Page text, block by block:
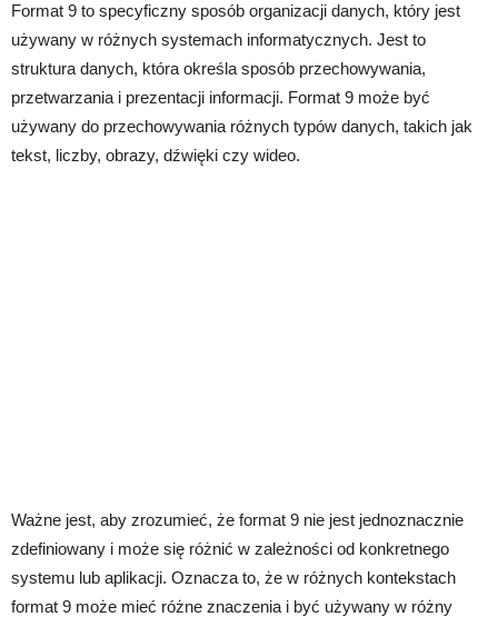
Format 9 to specyficzny sposób organizacji danych, który jest
używany w różnych systemach informatycznych. Jest to
struktura danych, która określa sposób przechowywania,
przetwarzania i prezentacji informacji. Format 9 może być
używany do przechowywania różnych typów danych, takich jak
tekst, liczby, obrazy, dźwięki czy wideo.
Ważne jest, aby zrozumieć, że format 9 nie jest jednoznacznie
zdefiniowany i może się różnić w zależności od konkretnego
systemu lub aplikacji. Oznacza to, że w różnych kontekstach
format 9 może mieć różne znaczenia i być używany w różny